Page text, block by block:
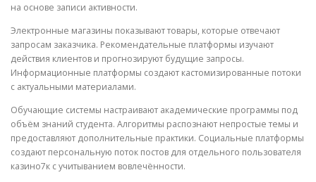
на основе записи активности.
Электронные магазины показывают товары, которые отвечают
запросам заказчика. Рекомендательные платформы изучают
действия клиентов и прогнозируют будущие запросы.
Информационные платформы создают кастомизированные потоки
с актуальными материалами.
Обучающие системы настраивают академические программы под
объём знаний студента. Алгоритмы распознают непростые темы и
предоставляют дополнительные практики. Социальные платформы
создают персональную поток постов для отдельного пользователя
казино7к с учитыванием вовлечённости.